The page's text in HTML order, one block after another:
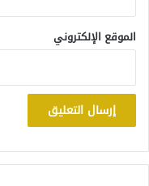
الموقع الإلكتروني